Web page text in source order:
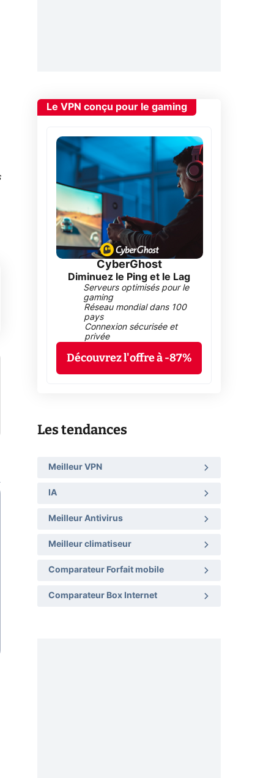
Le VPN conçu pour le gaming
CyberGhost
Diminuez le Ping et le Lag
Serveurs optimisés pour le
gaming
Réseau mondial dans 100
pays
Connexion sécurisée et
privée
Découvrez l'offre à -87%
Les tendances
Meilleur VPN
IA
Meilleur Antivirus
Meilleur climatiseur
Comparateur Forfait mobile
Comparateur Box Internet